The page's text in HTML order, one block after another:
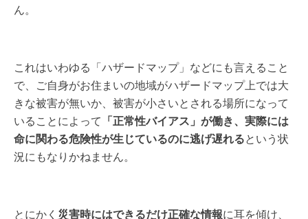
ん。
これはいわゆる「ハザードマップ」などにも言えること
で、ご自身がお住まいの地域がハザードマップ上では大
きな被害が無いか、被害が小さいとされる場所になって
いることによって 「正常性バイアス」が働き、実際には
命に関わる危険性が生じているのに逃げ遅れるという状
況にもなりかねません。
とにかく 災害時にはできるだけ正確な情報に耳を傾け、